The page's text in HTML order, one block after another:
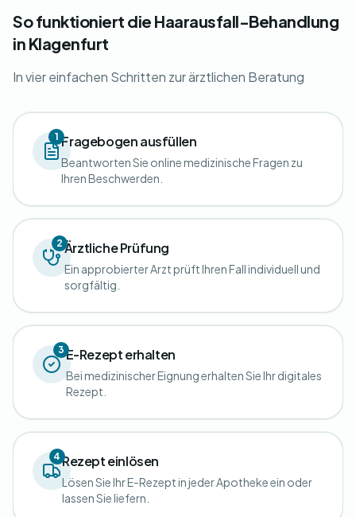
So funktioniert die Haarausfall-Behandlung
in Klagenfurt
In vier einfachen Schritten zur ärztlichen Beratung
1 Fragebogen ausfüllen
Beantworten Sie online medizinische Fragen zu
Ihren Beschwerden.
2Ärztliche Prüfung
Ein approbierter Arzt prüft Ihren Fall individuell und
sorgfältig.
3E-Rezept erhalten
Bei medizinischer Eignung erhalten Sie Ihr digitales
Rezept.
4Rezept einlösen
Lösen Sie Ihr E-Rezept in jeder Apotheke ein oder
lassen Sie liefern.